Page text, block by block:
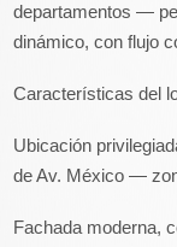
departamentos —
dinámico, con flujo
Características del
Ubicación
de Av. México —
Fachada moderna,